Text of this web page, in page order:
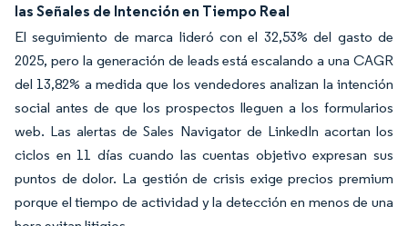
las Señales de Intención en Tiempo Real
El seguimiento de marca lideró con el 32,53% del gasto de
2025, pero la generación de leads está escalando a una CAGR
del 13,82% a medida que los vendedores analizan la intención
social antes de que los prospectos lleguen a los formularios
web. Las alertas de Sales Navigator de LinkedIn acortan los
ciclos en 11 días cuando las cuentas objetivo expresan sus
puntos de dolor. La gestión de crisis exige precios premium
porque el tiempo de actividad y la detección en menos de una